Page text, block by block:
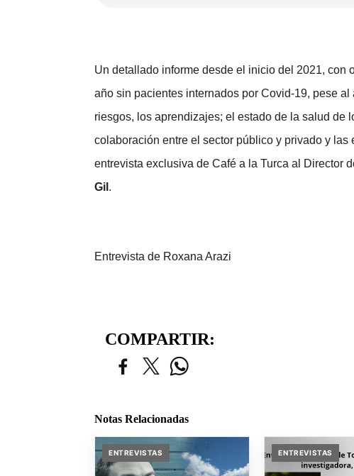
Un detallado informe desde el inicio del 2021, con
año sin pacientes internados por Covid-19, pese
riesgos, los aprendizajes; el estado de la salud de
colaboración entre el sector público y privado y
entrevista exclusiva de Café a la Turca al Director
Gil .
Entrevista de Roxana Arazi
COMPARTIR:
Notas Relacionadas
ENTREVISTAS ENTREVISTAS